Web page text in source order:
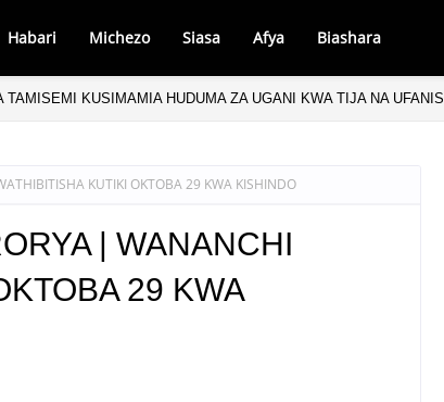
Habari Michezo Siasa Afya Biashara
KUSIMAMIA HUDUMA ZA UGANI KWA TIJA NA UFANISI
KUTIKI OKTOBA 29 KWA KISHINDO
| WANANCHI
29 KWA